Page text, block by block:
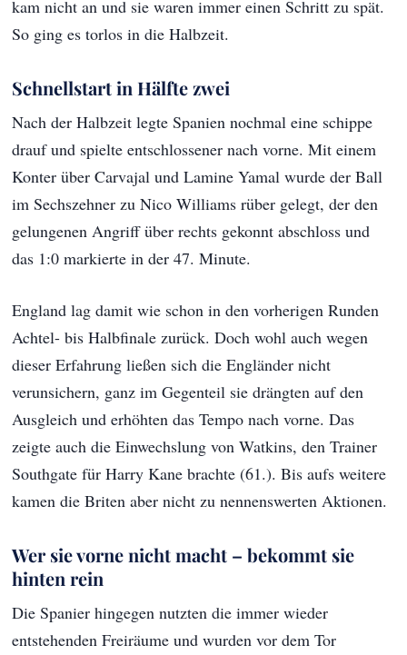
kam nicht an und sie waren immer einen Schritt zu spät.
So ging es torlos in die Halbzeit.
Schnellstart in Hälfte zwei
Nach der Halbzeit legte Spanien nochmal eine schippe
drauf und spielte entschlossener nach vorne. Mit einem
Konter über Carvajal und Lamine Yamal wurde der Ball
im Sechszehner zu Nico Williams rüber gelegt, der den
gelungenen Angriff über rechts gekonnt abschloss und
das 1:0 markierte in der 47. Minute.
England lag damit wie schon in den vorherigen Runden
Achtel- bis Halbfinale zurück. Doch wohl auch wegen
dieser Erfahrung ließen sich die Engländer nicht
verunsichern, ganz im Gegenteil sie drängten auf den
Ausgleich und erhöhten das Tempo nach vorne. Das
zeigte auch die Einwechslung von Watkins, den Trainer
Southgate für Harry Kane brachte (61.). Bis aufs weitere
kamen die Briten aber nicht zu nennenswerten Aktionen.
Wer sie vorne nicht macht – bekommt sie
hinten rein
Die Spanier hingegen nutzten die immer wieder
entstehenden Freiräume und wurden vor dem Tor